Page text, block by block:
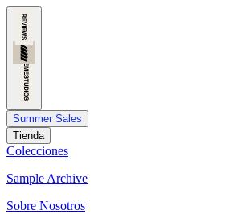
Summer Sales
Tienda
Colecciones
Sample Archive
Sobre Nosotros